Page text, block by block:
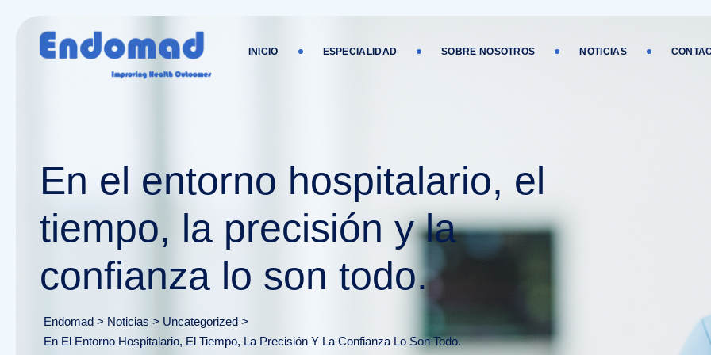
contenido
INICIO ESPECIALIDAD SOBRE NOSOTROS NOTICIAS
En el entorno hospitalario, el
tiempo, la precisión y la
confianza lo son todo.
Endomad > Noticias > Uncategorized >
En El Entorno Hospitalario, El Tiempo, La Precisión Y La Confianza Lo Son Todo.